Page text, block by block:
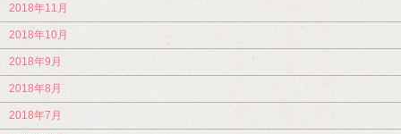
2018年11月
2018年10月
2018年9月
2018年8月
2018年7月